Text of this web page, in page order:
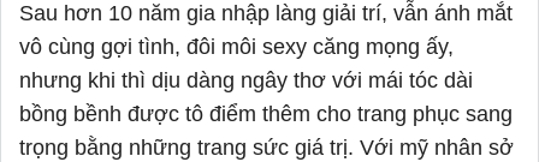
Sau hơn 10 năm gia nhập làng giải trí, vẫn ánh mắt
vô cùng gợi tình, đôi môi sexy căng mọng ấy,
nhưng khi thì dịu dàng ngây thơ với mái tóc dài
bồng bềnh được tô điểm thêm cho trang phục sang
trọng bằng những trang sức giá trị. Với mỹ nhân sở